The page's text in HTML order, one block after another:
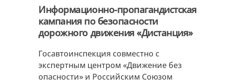
Информационно-пропагандистская
кампания по безопасности
дорожного движения «Дистанция»
Госавтоинспекция совместно с
экспертным центром «Движение без
опасности» и Российским Союзом